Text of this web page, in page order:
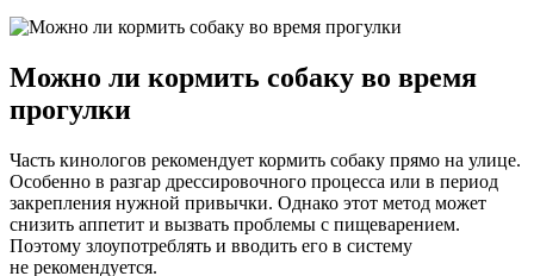
Можно ли кормить собаку во время
прогулки
Часть кинологов рекомендует кормить собаку прямо на улице.
Особенно в разгар дрессировочного процесса или в период
закрепления нужной привычки. Однако этот метод может
снизить аппетит и вызвать проблемы с пищеварением.
Поэтому злоупотреблять и вводить его в систему
не рекомендуется.